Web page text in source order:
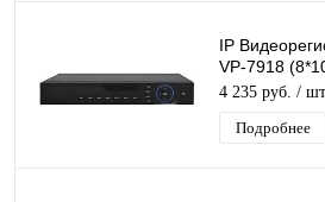
IP
VР-7918
HDMI)/5
4 235 руб. / шт
Подробнее